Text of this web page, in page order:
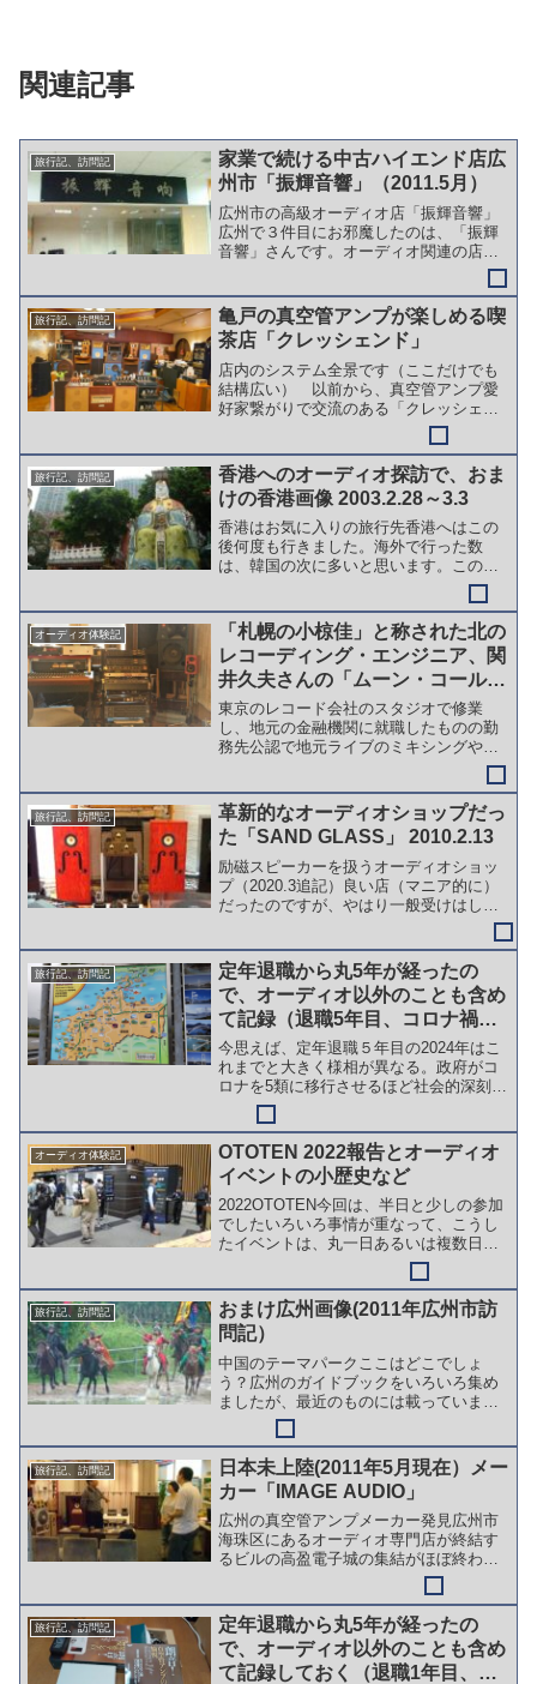
関連記事
旅行記、訪問記
家業で続ける中古ハイエンド店広
州市「振輝音響」（2011.5月）
広州市の高級オーディオ店「振輝音響」
広州で３件目にお邪魔したのは、「振輝
音響」さんです。オーディオ関連の店が
１階から４階まで並んだ高盈電子城で、
ここは非常に入りやすい感じの店です。
それまでがとても濃いジャンルのところ
が続いたので、普通のオー...
旅行記、訪問記
亀戸の真空管アンプが楽しめる喫
茶店「クレッシェンド」
店内のシステム全景です（ここだけでも
結構広い） 以前から、真空管アンプ愛
好家繋がりで交流のある「クレッシェン
ド」さんに久々にいってきました。真空
管アンプのマニアをやっていると、時々
「どこに行けば、気軽に聴けますか？」
と聞かれるのですが、東京...
旅行記、訪問記
香港へのオーディオ探訪で、おま
けの香港画像 2003.2.28～3.3
香港はお気に入りの旅行先香港へはこの
後何度も行きました。海外で行った数
は、韓国の次に多いと思います。この最
初の訪問で、いわゆる観光地は回ったの
で、2回目以降は観光地巡りはしていませ
ん。では、何しに行って何しているのだ
ろうと考えると、なかなか...
オーディオ体験記
「札幌の小椋佳」と称された北の
レコーディング・エンジニア、関
井久夫さんの「ムーン・コール
ド・スタジオ」を訪問しました
東京のレコード会社のスタジオで修業
し、地元の金融機関に就職したものの勤
務先公認で地元ライブのミキシングやス
タジオレコーディングのエンジニアとし
て二足の草鞋を履いたという関井さん。
アンティークオーディオを中心とするオ
ーディオマニアとしても大ベ...
旅行記、訪問記
革新的なオーディオショップだっ
た「SAND GLASS」 2010.2.13
励磁スピーカーを扱うオーディオショッ
プ（2020.3追記）良い店（マニア的に）
だったのですが、やはり一般受けはしな
いようで、現在は営業されていません。
最近の検索でもヒットしないので。以前
通りかかったら、建物はありましたが、
使っている様子はな...
旅行記、訪問記
定年退職から丸5年が経ったの
で、オーディオ以外のことも含め
て記録（退職5年目、コロナ禍落
ち着き活動再開）＜2024年の記
録＞
今思えば、定年退職５年目の2024年はこ
れまでと大きく様相が異なる。政府がコ
ロナを5類に移行させるほど社会的深刻度
が減少した。自分自身も世間も活動再開
がすごく目立った。 継続的なイベント
に行くと、判で押したように「4年ぶりの
開催」というセリ...
オーディオ体験記
OTOTEN 2022報告とオーディオ
イベントの小歴史など
2022OTOTEN今回は、半日と少しの参加
でしたいろいろ事情が重なって、こうし
たイベントは、丸一日あるいは複数日参
加していましたが、今回は1日弱（2022
年６.12、会期は11-12日の2日間）の参加
となりました。※ちなみに、事情の一つ
に...
旅行記、訪問記
おまけ広州画像(2011年広州市訪
問記）
中国のテーマパークここはどこでしょ
う？広州のガイドブックをいろいろ集め
ましたが、最近のものには載っていませ
ん。映画撮影のテーマパークで、日本で
も大船が閉鎖になったり下火だからでし
ょうか？アトラクションの前に、希望者
はお金を払って馬に乗れます...
旅行記、訪問記
日本未上陸(2011年5月現在）メー
カー「IMAGE AUDIO」
広州の真空管アンプメーカー発見広州市
海珠区にあるオーディオ専門店が終結す
るビルの高盈電子城の集結がほぼ終わり
かけた時に、飛び込みで取材許可をいた
だいた中古ハイエンド機器専門店の振輝
音響さんにご紹介いただいたのが、同じ
フロアにある「IMAGE...
旅行記、訪問記
定年退職から丸5年が経ったの
で、オーディオ以外のことも含め
て記録しておく（退職1年目、コ